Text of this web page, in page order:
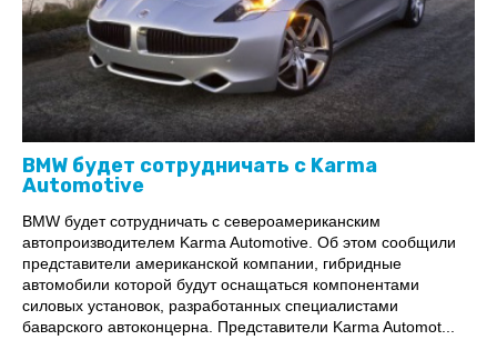
BMW будет сотрудничать с Karma
Automotive
BMW будет сотрудничать с североамериканским
автопроизводителем Karma Automotive. Об этом сообщили
представители американской компании, гибридные
автомобили которой будут оснащаться компонентами
силовых установок, разработанных специалистами
баварского автоконцерна. Представители Karma Automot...